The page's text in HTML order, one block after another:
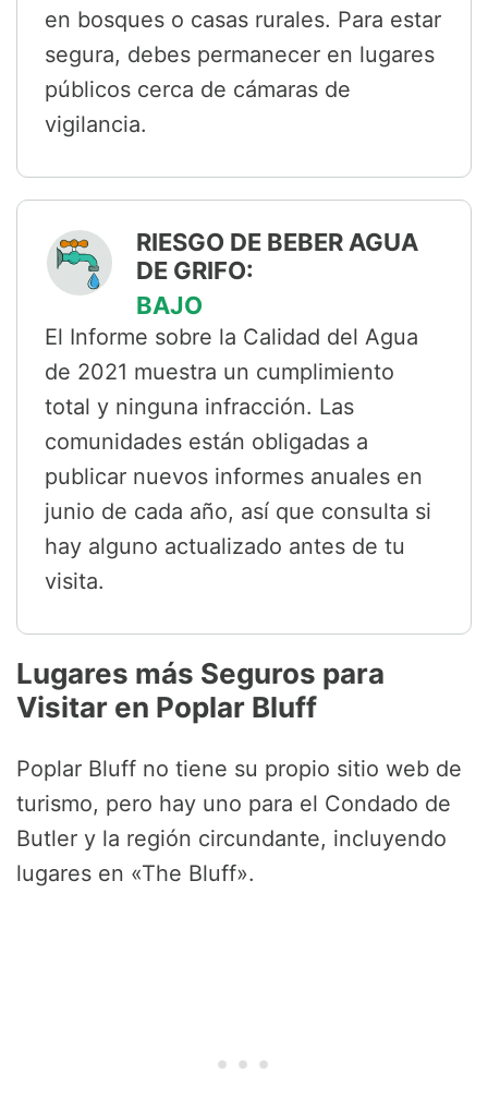
en bosques o casas rurales. Para estar
segura, debes permanecer en lugares
públicos cerca de cámaras de
vigilancia.
RIESGO DE BEBER AGUA
DE GRIFO:
BAJO
El Informe sobre la Calidad del Agua
de 2021 muestra un cumplimiento
total y ninguna infracción. Las
comunidades están obligadas a
publicar nuevos informes anuales en
junio de cada año, así que consulta si
hay alguno actualizado antes de tu
visita.
Lugares más Seguros para
Visitar en Poplar Bluff
Poplar Bluff no tiene su propio sitio web de
turismo, pero hay uno para el Condado de
Butler y la región circundante, incluyendo
lugares en «The Bluff».